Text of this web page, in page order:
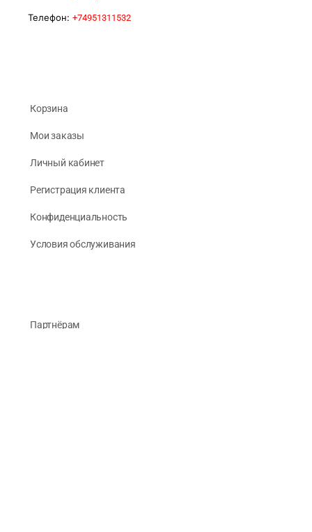
Телефон: +74951311532
Корзина
Мои заказы
Личный кабинет
Регистрация клиента
Конфиденциальность
Условия обслуживания
Партнёрам